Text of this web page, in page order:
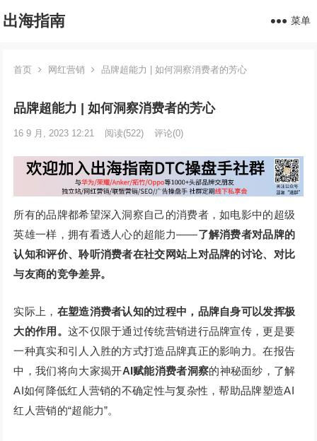
出海指南 菜单
首页 网红营销 品牌超能力 | 如何洞察消费者的芳心
品牌超能力 | 如何洞察消费者的芳心
16 9 月, 2023 12:21 阅读(522) 评论(0)
所有的品牌都希望深入洞察自己的消费者，如电影中的超级
英雄一样，拥有看透人心的超能力——了解消费者对品牌的
认知和评价、聆听消费者在社交网站上对品牌的讨论、对比
与友商的竞争差异。
实际上， 在塑造消费者认知的过程中，品牌自身可以发挥极
大的作用。 这不仅限于通过传统营销进行品牌宣传，更是要
一种真实和引人入胜的方式打造品牌真正的影响力。在报告
中，我们将向大家揭开AI赋能消费者洞察的神秘面纱，了解
AI如何降低红人营销的不确定性与复杂性，帮助品牌塑造AI
红人营销的“超能力”。